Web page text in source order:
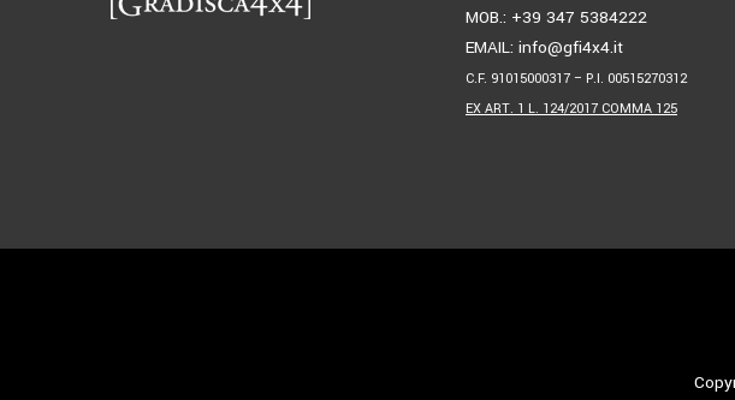
MOB.: +39 347 5384222
EMAIL: info@gfi4x4.it
C.F. 91015000317 – P.I. 00515270312
EX ART. 1 L. 124/2017 COMMA 125